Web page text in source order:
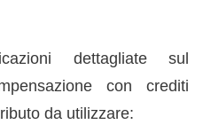
dettagliate sul
con crediti
da utilizzare: